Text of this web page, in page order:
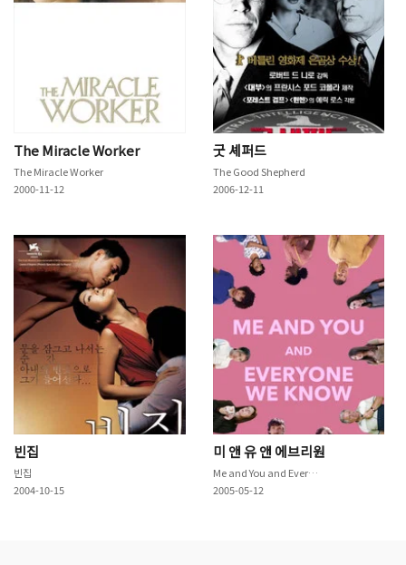
The Miracle Worker
The Miracle Worker
2000-11-12
굿 셰퍼드
The Good Shepherd
2006-12-11
빈집
빈집
2004-10-15
미 앤 유 앤 에브리원
Me and You and Everyone We Know
2005-05-12